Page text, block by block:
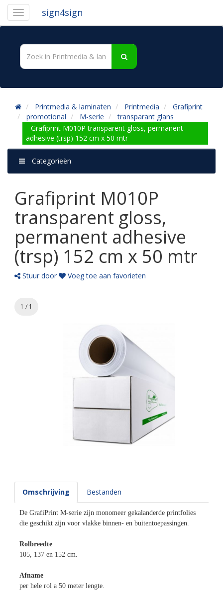
sign4sign
Printmedia & laminaten Printmedia
Grafiprint
promotional
M-serie
transparant glans
Grafiprint M010P transparent gloss, permanent
adhesive (trsp) 152 cm x 50 mtr
Categorieën
Grafiprint M010P
transparent gloss,
permanent adhesive
(trsp) 152 cm x 50 mtr
Stuur door Voeg toe aan favorieten
1 / 1
Omschrijving Bestanden
De GrafiPrint M-serie zijn monomeer gekalanderde printfolies
die geschikt zijn voor vlakke binnen- en buitentoepassingen.
Rolbreedte
105, 137 en 152 cm.
Afname
per hele rol a 50 meter lengte.